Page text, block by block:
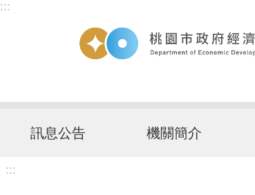
跳到主要內容區塊
:::
訊息公告 機關簡介
:::